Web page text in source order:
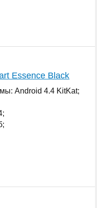
Essence Black
Android 4.4 KitKat;